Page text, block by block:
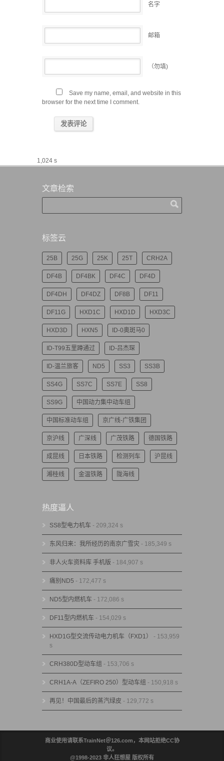
名字
邮箱
（勿填)
Save my name, email, and website in this
browser for the next time I comment.
1,024 s
文章检索
标签云
25B 25G 25K 25T CRH2A
DF4B DF4BK DF4C DF4D
DF4DH DF4DZ DF8B DF11
DF11G HXD1C HXD1D HXD3C
HXD3D HXN5 ID-0奥斑马0
ID-T99五里蹲通过 ID-吕杰琛
ID-温兰旅客 ND5 SS3 SS3B
SS4G SS7C SS7E SS8
SS9G 中国动力集中动车组
中国标准动车组 京广线-广铁集团
京沪线 广深线 广茂铁路 德国铁路
成昆线 日本铁路 检测列车 沪昆线
湘桂线 金温铁路 陇海线
热度逼人
SS8型电力机车 - 209,324 s
东风归来：我所经历的南京广雪灾 - 185,349 s
非人火车资料库 手机版 - 184,907 s
痛别ND5 - 172,477 s
ND5型内燃机车 - 172,086 s
DF11型内燃机车 - 154,029 s
HXD1G型交流传动电力机车（FXD1）
- 153,959
s
CRH380D型动车组 - 153,706 s
CRH1A-A（ZEFIRO 250）型动车组 - 150,918 s
再见！中国最后的蒸汽绿皮 - 129,772 s
商业使用请联系TrainNet＠126.com，本网站拒绝CC协
议。
@1998-2023 非人狂想屋 版权所有